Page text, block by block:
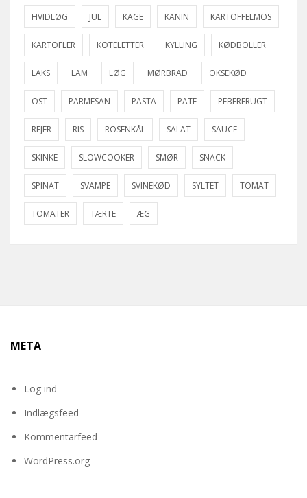
HVIDLØG JUL KAGE KANIN KARTOFFELMOS
KARTOFLER KOTELETTER KYLLING KØDBOLLER
LAKS LAM LØG MØRBRAD OKSEKØD
OST PARMESAN PASTA PATE PEBERFRUGT
REJER RIS ROSENKÅL SALAT SAUCE
SKINKE SLOWCOOKER SMØR SNACK
SPINAT SVAMPE SVINEKØD SYLTET TOMAT
TOMATER TÆRTE ÆG
META
Log ind
Indlægsfeed
Kommentarfeed
WordPress.org